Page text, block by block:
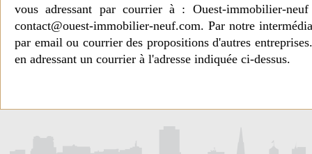
vous adressant par courrier à : Ouest-immobilier-
contact@ouest-immobilier-neuf.com. Par notre
par email ou courrier des propositions d'autres
en adressant un courrier à l'adresse indiquée ci-dessus.